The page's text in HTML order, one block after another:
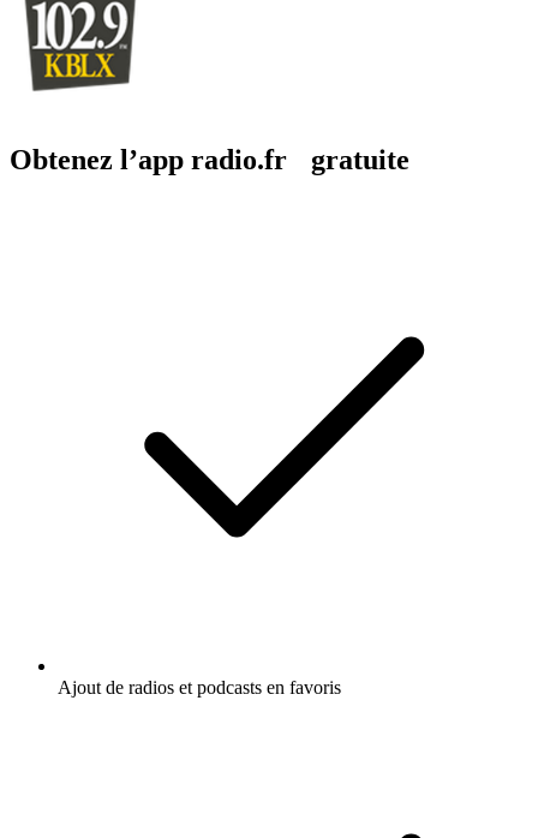
Obtenez l’app radio.fr gratuite
Ajout de radios et podcasts en favoris